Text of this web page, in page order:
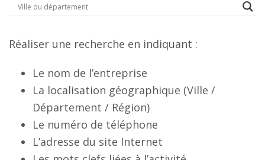
Réaliser une recherche en indiquant :
Le nom de l’entreprise
La localisation géographique (Ville /
Département / Région)
Le numéro de téléphone
L’adresse du site Internet